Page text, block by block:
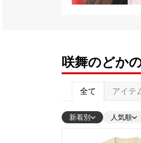
咲舞のどか
全て アイテ
新着別 人気順